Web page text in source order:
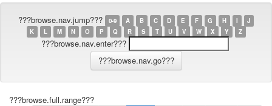
???browse.nav.jump??? 0-9 A B C D E F G H I
J
K
L M N O P Q R S T U V W X Y Z
???browse.nav.enter???
???browse.full.range???